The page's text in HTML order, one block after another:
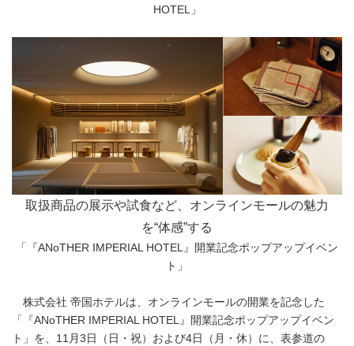
HOTEL」
取扱商品の展示や試食など、オンラインモールの魅力
を“体感”する
「『ANoTHER IMPERIAL HOTEL』開業記念ポップアップイベン
ト」
株式会社 帝国ホテルは、オンラインモールの開業を記念した
「『ANoTHER IMPERIAL HOTEL』開業記念ポップアップイベン
ト」を、11月3日（日・祝）および4日（月・休）に、表参道の